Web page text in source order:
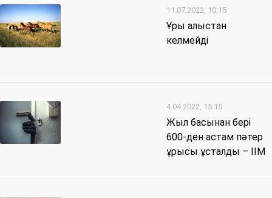
11.07.2022, 10:15
Ұры алыстан
келмейді
4.04.2022, 15:15
Жыл басынан бері
600-ден астам пәтер
ұрысы ұсталды – ІІМ